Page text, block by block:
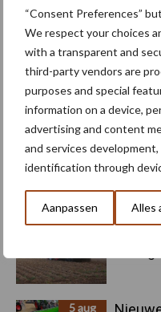
“Consent Preferences”
We respect your choices
with a transparent and
third-party vendors are
purposes and special
information on a device,
advertising and content
and services
identification through
Aanpassen Alles
Primaire
Sidebar
Recent nieuws
5 aug
Kunstmeststrooier